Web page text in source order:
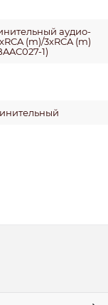
аудио-
(m)/3хRCA (m)
1)